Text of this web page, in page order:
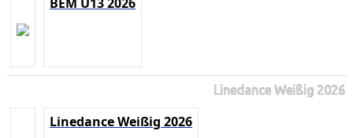
Linedance Weißig 2026
Linedance Weißig 2026